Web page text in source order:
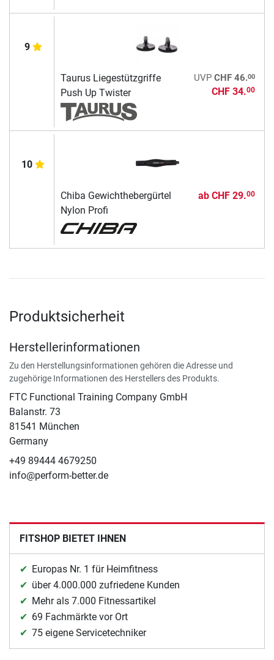
9
Taurus Liegestützgriffe
Push Up Twister
UVP CHF 46.00
CHF 34.00
10
Chiba Gewichthebergürtel
Nylon Profi
ab CHF 29.00
Produktsicherheit
Herstellerinformationen
Zu den Herstellungsinformationen gehören die Adresse und
zugehörige Informationen des Herstellers des Produkts.
FTC Functional Training Company GmbH
Balanstr. 73
81541 München
Germany
+49 89444 4679250
info@perform-better.de
FITSHOP BIETET IHNEN
Europas Nr. 1 für Heimfitness
über 4.000.000 zufriedene Kunden
Mehr als 7.000 Fitnessartikel
69 Fachmärkte vor Ort
75 eigene Servicetechniker